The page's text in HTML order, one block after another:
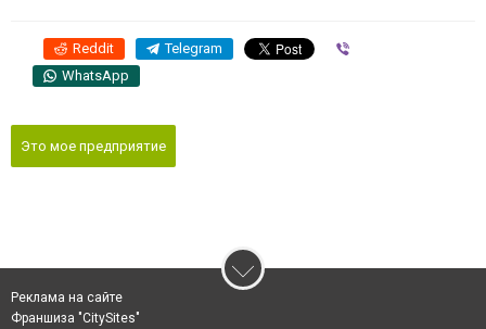
Reddit Telegram
WhatsApp
Это мое предприятие
Реклама на сайте
Франшиза "CitySites"